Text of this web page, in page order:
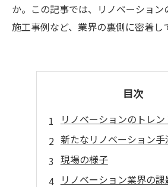
か。この記事では、リノベーショ
施工事例など、業界の裏側に密着し
目次
リノベーションのトレン
新たなリノベーション手
現場の様子
リノベーション業界の課